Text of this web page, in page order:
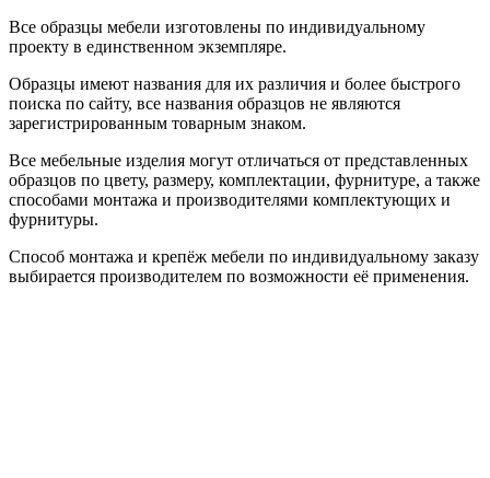
Все образцы мебели изготовлены по индивидуальному
проекту в единственном экземпляре.
Образцы имеют названия для их различия и более быстрого
поиска по сайту, все названия образцов не являются
зарегистрированным товарным знаком.
Все мебельные изделия могут отличаться от представленных
образцов по цвету, размеру, комплектации, фурнитуре, а также
способами монтажа и производителями комплектующих и
фурнитуры.
Способ монтажа и крепёж мебели по индивидуальному заказу
выбирается производителем по возможности её применения.